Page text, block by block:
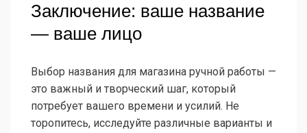
Заключение: ваше название
— ваше лицо
Выбор названия для магазина ручной работы —
это важный и творческий шаг, который
потребует вашего времени и усилий. Не
торопитесь, исследуйте различные варианты и